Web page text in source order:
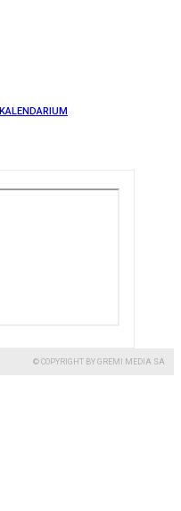
KALENDARIUM
© COPYRIGHT BY GREMI MEDIA SA